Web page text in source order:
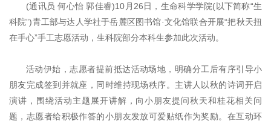
(通讯员 何心怡 郭佳睿)10月26日，生命科学学院(以下简称“生
科院”)青工部与达人学社于岳麓区图书馆·文化馆联合开展“把秋天扭
在手心”手工志愿活动，生科院部分本科生参加此次活动。
活动伊始，志愿者提前抵达活动场地，明确分工后有序引导小
朋友完成签到并就座，同时维持现场秩序。主讲人以秋的诗词开启
演讲，围绕活动主题展开讲解，向小朋友提问秋天和桂花相关问
题，志愿者给积极作答的小朋友发放可爱贴纸作为奖励。在互动环